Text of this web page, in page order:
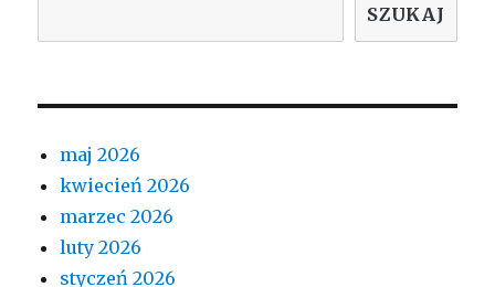
SZUKAJ
maj 2026
kwiecień 2026
marzec 2026
luty 2026
styczeń 2026